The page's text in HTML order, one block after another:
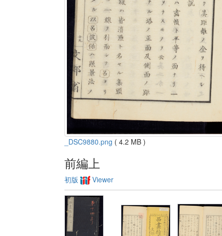
_DSC9880.png ( 4.2 MB )
前編上
初版 Viewer